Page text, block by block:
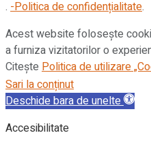
. -Politica de confidențialitate.
Acest website folosește
a furniza vizitatorilor o
Citește Politica de utilizare
Sari la conținut
Deschide bara de unelte
Accesibilitate